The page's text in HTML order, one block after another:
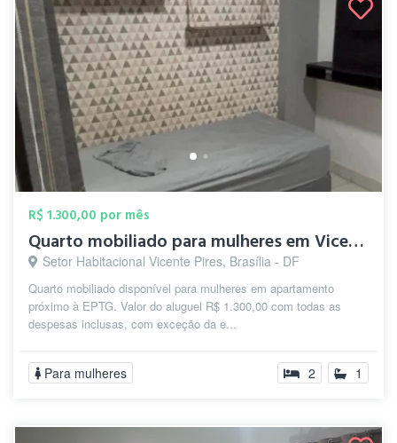
R$ 1.300,00 por mês
Quarto mobiliado para mulheres em Vicent...
Setor Habitacional Vicente Pires, Brasília - DF
Quarto mobiliado disponível para mulheres em apartamento
próximo à EPTG. Valor do aluguel R$ 1.300,00 com todas as
despesas inclusas, com exceção da e...
Para mulheres 2 1